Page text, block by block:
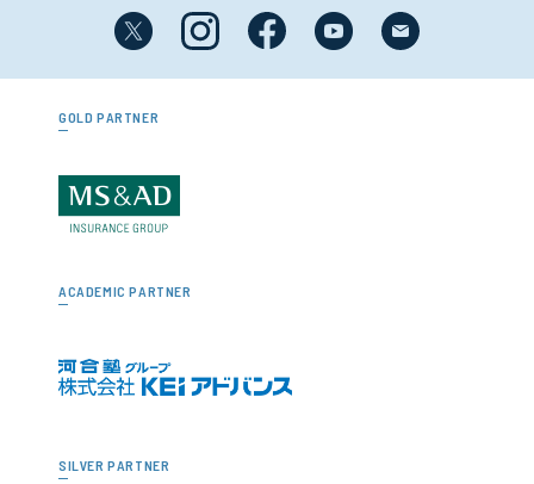
GOLD PARTNER
ACADEMIC PARTNER
SILVER PARTNER